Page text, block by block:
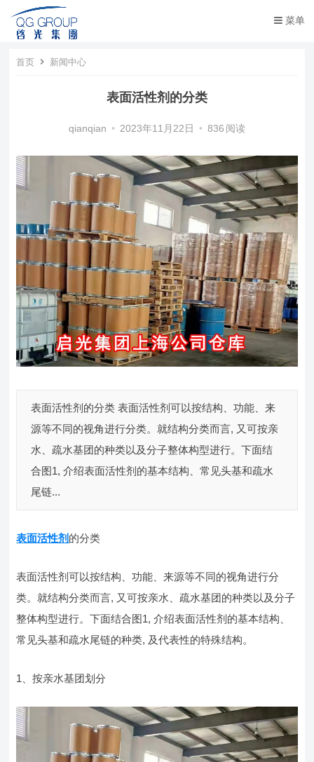
菜单
首页 新闻中心
表面活性剂​的分类
qianqian • 2023年11月22日 • 836 阅读
表面活性剂​的分类 表面活性剂可以按结构、功能、来
源等不同的视角进行分类。就结构分类而言, 又可按亲
水、疏水基团的种类以及分子整体构型进行。下面结
合图1, 介绍表面活性剂的基本结构、常见头基和疏水
尾链...
表面活性剂 ​的分类
表面活性剂可以按结构、功能、来源等不同的视角进行分
类。就结构分类而言, 又可按亲水、疏水基团的种类以及分子
整体构型进行。下面结合图1, 介绍表面活性剂的基本结构、
常见头基和疏水尾链的种类, 及代表性的特殊结构。
1、按亲水基团划分